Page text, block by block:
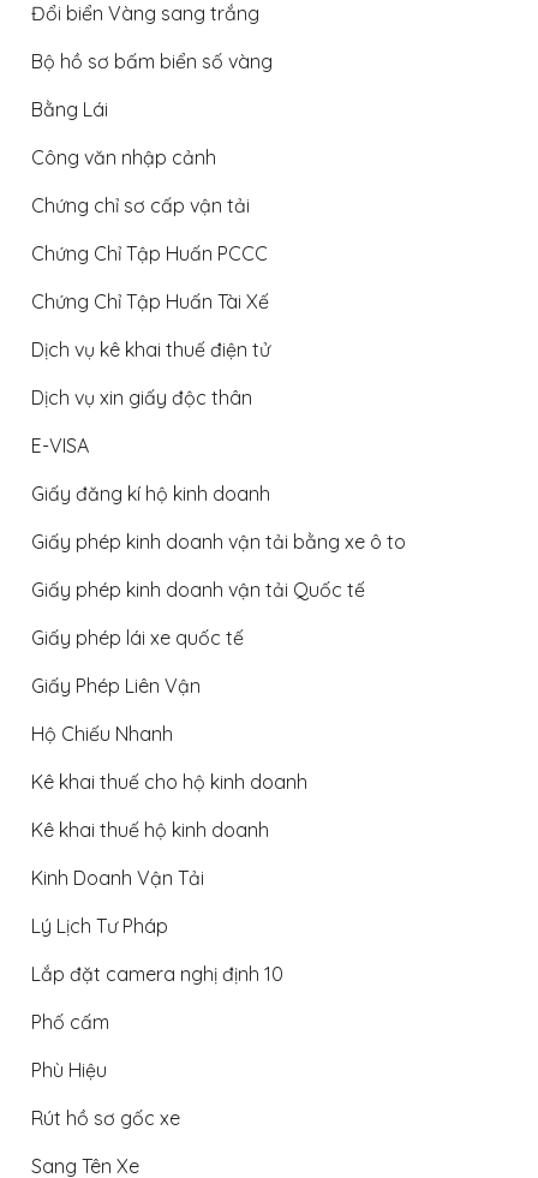
Đổi biển Vàng sang trắng
Bộ hồ sơ bấm biển số vàng
Bằng Lái
Công văn nhập cảnh
Chứng chỉ sơ cấp vận tải
Chứng Chỉ Tập Huấn PCCC
Chứng Chỉ Tập Huấn Tài Xế
Dịch vụ kê khai thuế điện tử
Dịch vụ xin giấy độc thân
E-VISA
Giấy đăng kí hộ kinh doanh
Giấy phép kinh doanh vận tải bằng xe ô to
Giấy phép kinh doanh vận tải Quốc tế
Giấy phép lái xe quốc tế
Giấy Phép Liên Vận
Hộ Chiếu Nhanh
Kê khai thuế cho hộ kinh doanh
Kê khai thuế hộ kinh doanh
Kinh Doanh Vận Tải
Lý Lịch Tư Pháp
Lắp đặt camera nghị định 10
Phố cấm
Phù Hiệu
Rút hồ sơ gốc xe
Sang Tên Xe